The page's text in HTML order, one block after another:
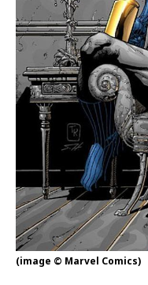
(image © Marvel Comics)